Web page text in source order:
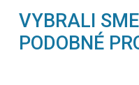
VYBRALI
PODOBNÉ